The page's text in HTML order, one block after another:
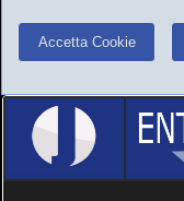
Accetta Cookie